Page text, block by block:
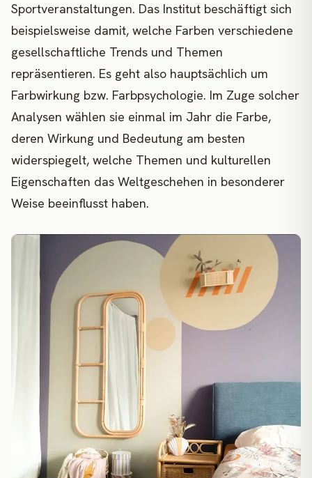
Sportveranstaltungen. Das Institut beschäftigt sich
beispielsweise damit, welche Farben verschiedene
gesellschaftliche Trends und Themen
repräsentieren. Es geht also hauptsächlich um
Farbwirkung bzw. Farbpsychologie. Im Zuge solcher
Analysen wählen sie einmal im Jahr die Farbe,
deren Wirkung und Bedeutung am besten
widerspiegelt, welche Themen und kulturellen
Eigenschaften das Weltgeschehen in besonderer
Weise beeinflusst haben.